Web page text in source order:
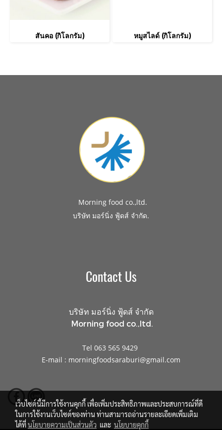
สันคอ (กิโลกรัม) หมูสไลด์ (กิโลกรัม)
Morning food co.,ltd.
บริษัท มอร์นิ่ง ฟู้ดส์ จำกัด.
Contact Us
บริษัท มอร์นิ่ง ฟู้ดส์ จำกัด
Morning food co.,ltd.
Tel 063 565 9429
E-mail : morningfoodsaraburi@gmail.com
เว็บไซต์นี้มีการใช้งานคุกกี้ เพื่อเพิ่มประสิทธิภาพและประสบการณ์ที่ดี
ในการใช้งานเว็บไซต์ของท่าน ท่านสามารถอ่านรายละเอียดเพิ่มเติม
ได้ที่นโยบายความเป็นส่วนตัว และ นโยบายคุกกี้